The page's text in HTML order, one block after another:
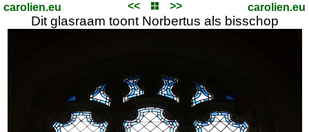
carolien.eu << >> carolien.eu
Dit glasraam toont Norbertus als bisschop